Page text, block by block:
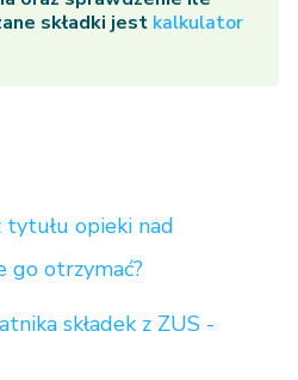
składki jest kalkulator
tytułu opieki nad
go otrzymać?
składek z ZUS -